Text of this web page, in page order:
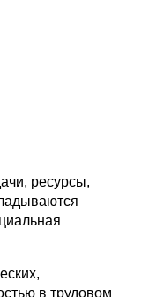
ресурсы,
в трудовом